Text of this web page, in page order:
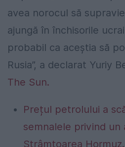
avea norocul să
ajungă în închisorile
probabil ca aceștia să
Rusia”, a declarat Yuriy
The Sun.
Prețul petrolului a
semnalele privind un
Strâmtoarea